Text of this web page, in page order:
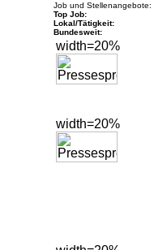
Job und Stellenangebote:
Top Job:
Lokal/Tätigkeit:
Bundesweit:
width=20%
width=20%